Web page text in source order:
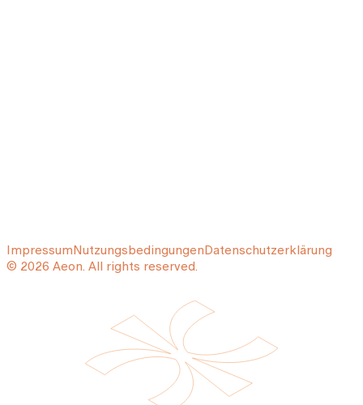
ImpressumNutzungsbedingungenDatenschutzerklärung
© 2026 Aeon. All rights reserved.